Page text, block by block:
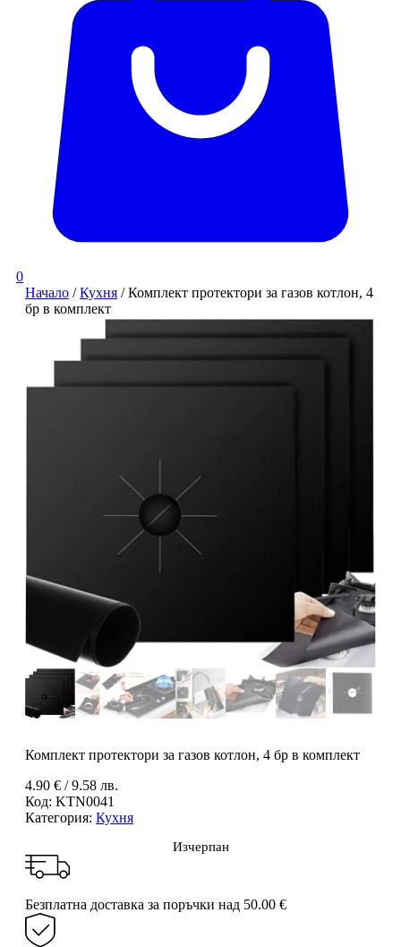
0
Начало /Кухня / Комплект протектори за газов котлон, 4
бр в комплект
Комплект протектори за газов котлон, 4 бр в комплект
4.90 € / 9.58 лв.
Код: KTN0041
Категория: Кухня
Изчерпан
Безплатна доставка за поръчки над 50.00 €